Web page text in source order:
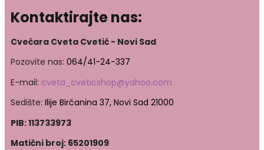
Kontaktirajte nas:
Cvećara Cveta Cvetić - Novi Sad
Pozovite nas: 064/41-24-337
E-mail: cveta_cveticshop@yahoo.com
Sedište: Ilije Birčanina 37, Novi Sad 21000
PIB: 113733973
Matični broj: 65201909